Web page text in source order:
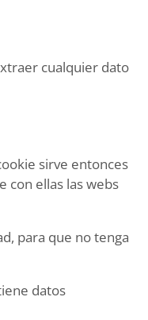
cualquier dato
sirve entonces
con ellas las webs
para que no tenga
datos